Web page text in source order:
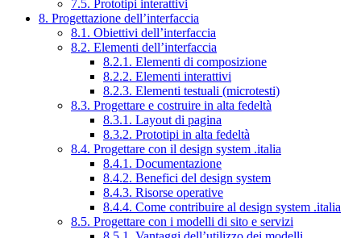
7.5. Prototipi interattivi
8. Progettazione dell’interfaccia
8.1. Obiettivi dell’interfaccia
8.2. Elementi dell’interfaccia
8.2.1. Elementi di composizione
8.2.2. Elementi interattivi
8.2.3. Elementi testuali (microtesti)
8.3. Progettare e costruire in alta fedeltà
8.3.1. Layout di pagina
8.3.2. Prototipi in alta fedeltà
8.4. Progettare con il design system .italia
8.4.1. Documentazione
8.4.2. Benefici del design system
8.4.3. Risorse operative
8.4.4. Come contribuire al design system .italia
8.5. Progettare con i modelli di sito e servizi